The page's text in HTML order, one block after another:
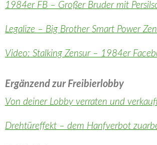
1984er FB – Großer Bruder mit
Legalize – Big Brother Smart Power
Video: Stalking Zensur – 1984er
Ergänzend zur Freibierlobby
Von deiner Lobby verraten und
Drehtüreffekt – dem Hanfverbot